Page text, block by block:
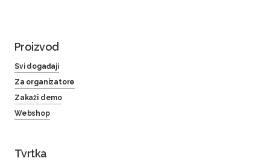
Proizvod
Svi događaji
Za organizatore
Zakaži demo
Webshop
Tvrtka